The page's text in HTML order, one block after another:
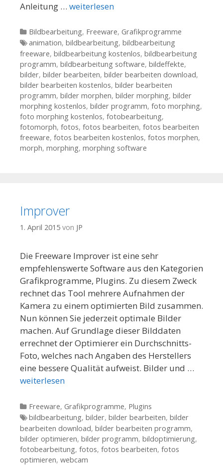
Anleitung … weiterlesen
Kategorien
Bildbearbeitung, Freeware, Grafikprogramme
Tags
animation, bildbearbeitung, bildbearbeitung
freeware, bildbearbeitung kostenlos, bildbearbeitung
programm, bildbearbeitung software, bildeffekte,
bilder, bilder bearbeiten, bilder bearbeiten download,
bilder bearbeiten kostenlos, bilder bearbeiten
programm, bilder morphen, bilder morphing, bilder
morphing kostenlos, bilder programm, foto morphing,
foto morphing kostenlos, fotobearbeitung,
fotomorph, fotos, fotos bearbeiten, fotos bearbeiten
freeware, fotos bearbeiten kostenlos, fotos morphen,
morph, morphing, morphing software
Improver
1. April 2015 von JP
Die Freeware Improver ist eine sehr
empfehlenswerte Software aus den Kategorien
Grafikprogramme, Plugins. Zu diesem Zweck
rechnet das Tool mehrere Aufnahmen der
Kamera zu einem optimierten Bild zusammen.
Nun können Sie jederzeit optimale Bilder
machen. Auf Grundlage dieser Bilddaten
errechnet der Optimierer ein Durchschnitts-
Foto, welches nach Angaben des Herstellers
eine bessere Qualität aufweist. Bilder und …
weiterlesen
Kategorien
Freeware, Grafikprogramme, Plugins
Tags
bildbearbeitung, bilder, bilder bearbeiten, bilder
bearbeiten download, bilder bearbeiten programm,
bilder optimieren, bilder programm, bildoptimierung,
fotobearbeitung, fotos, fotos bearbeiten, fotos
optimieren, webcam